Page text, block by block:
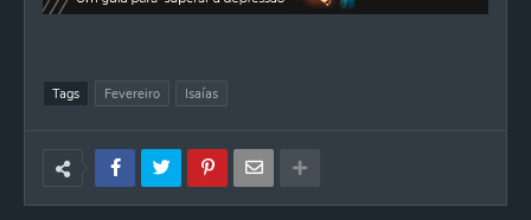
Tags Fevereiro Isaías